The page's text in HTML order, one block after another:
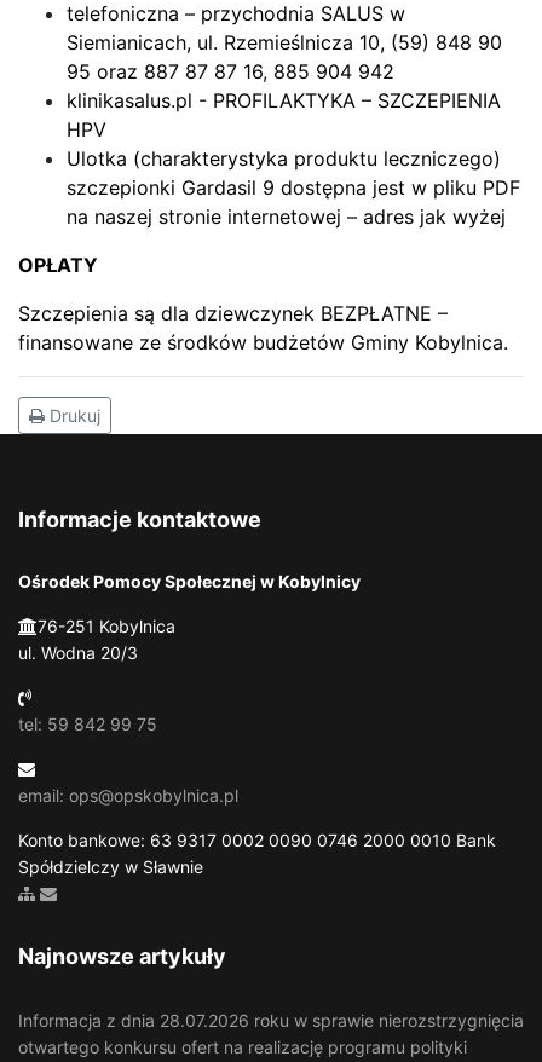
telefoniczna – przychodnia SALUS w
Siemianicach, ul. Rzemieślnicza 10, (59) 848 90
95 oraz 887 87 87 16, 885 904 942
klinikasalus.pl - PROFILAKTYKA – SZCZEPIENIA
HPV
Ulotka (charakterystyka produktu leczniczego)
szczepionki Gardasil 9 dostępna jest w pliku PDF
na naszej stronie internetowej – adres jak wyżej
OPŁATY
Szczepienia są dla dziewczynek BEZPŁATNE –
finansowane ze środków budżetów Gminy Kobylnica.
Drukuj
Informacje kontaktowe
Ośrodek Pomocy Społecznej w Kobylnicy
76-251 Kobylnica
ul. Wodna 20/3
tel: 59 842 99 75
email: ops@opskobylnica.pl
Konto bankowe: 63 9317 0002 0090 0746 2000 0010 Bank
Spółdzielczy w Sławnie
Zobacz mapę strony
Wyślij email
Najnowsze artykuły
Informacja z dnia 28.07.2026 roku w sprawie nierozstrzygnięcia
otwartego konkursu ofert na realizację programu polityki